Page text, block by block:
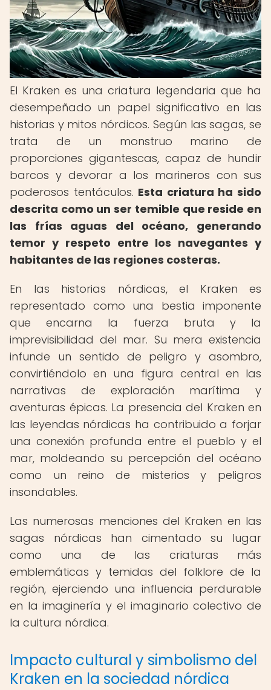
El Kraken es una criatura legendaria que ha
desempeñado un papel significativo en las
historias y mitos nórdicos. Según las sagas, se
trata de un monstruo marino de
proporciones gigantescas, capaz de hundir
barcos y devorar a los marineros con sus
poderosos tentáculos. Esta criatura ha sido
descrita como un ser temible que reside en
las frías aguas del océano, generando
temor y respeto entre los navegantes y
habitantes de las regiones costeras.
En las historias nórdicas, el Kraken es
representado como una bestia imponente
que encarna la fuerza bruta y la
imprevisibilidad del mar. Su mera existencia
infunde un sentido de peligro y asombro,
convirtiéndolo en una figura central en las
narrativas de exploración marítima y
aventuras épicas. La presencia del Kraken en
las leyendas nórdicas ha contribuido a forjar
una conexión profunda entre el pueblo y el
mar, moldeando su percepción del océano
como un reino de misterios y peligros
insondables.
Las numerosas menciones del Kraken en las
sagas nórdicas han cimentado su lugar
como una de las criaturas más
emblemáticas y temidas del folklore de la
región, ejerciendo una influencia perdurable
en la imaginería y el imaginario colectivo de
la cultura nórdica.
Impacto cultural y simbolismo del
Kraken en la sociedad nórdica